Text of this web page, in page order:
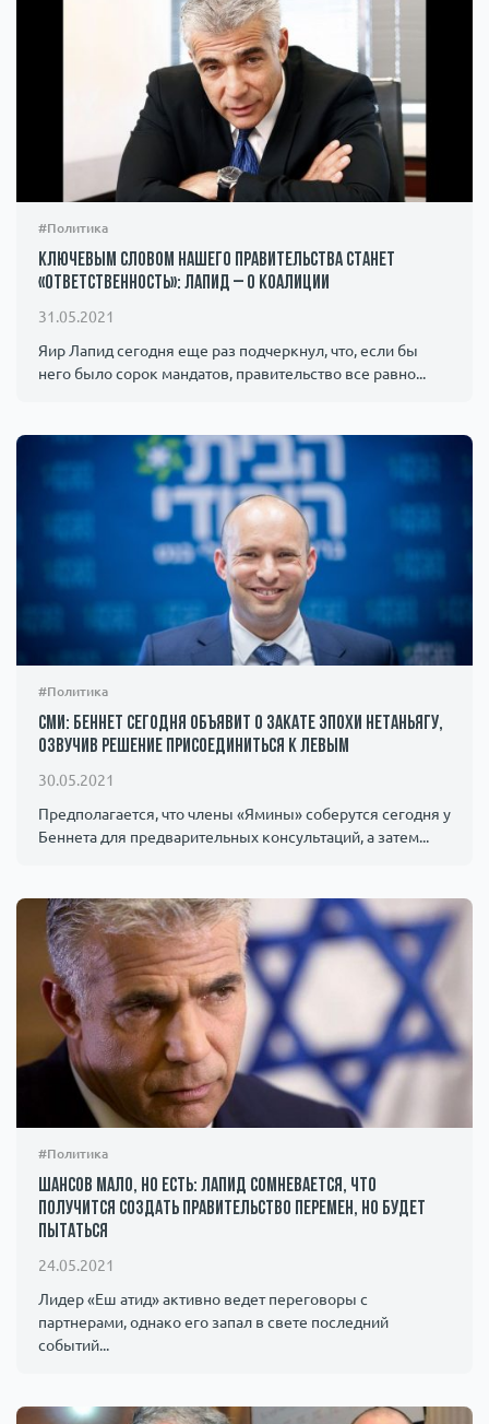
#Политика
Ключевым словом нашего правительства станет
«ответственность»: Лапид – о коалиции
31.05.2021
Яир Лапид сегодня еще раз подчеркнул, что, если бы
него было сорок мандатов, правительство все равно...
#Политика
СМИ: Беннет сегодня объявит о закате эпохи Нетаньягу,
озвучив решение присоединиться к левым
30.05.2021
Предполагается, что члены «Ямины» соберутся сегодня у
Беннета для предварительных консультаций, а затем...
#Политика
Шансов мало, но есть: Лапид сомневается, что
получится создать правительство перемен, но будет
пытаться
24.05.2021
Лидер «Еш атид» активно ведет переговоры с
партнерами, однако его запал в свете последний
событий...